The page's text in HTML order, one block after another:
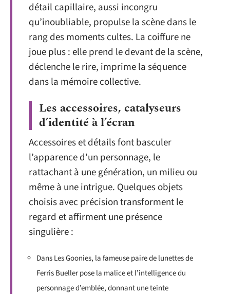
détail capillaire, aussi incongru
qu’inoubliable, propulse la scène dans le
rang des moments cultes. La coiffure ne
joue plus : elle prend le devant de la scène,
déclenche le rire, imprime la séquence
dans la mémoire collective.
Les accessoires, catalyseurs
d’identité à l’écran
Accessoires et détails font basculer
l’apparence d’un personnage, le
rattachant à une génération, un milieu ou
même à une intrigue. Quelques objets
choisis avec précision transforment le
regard et affirment une présence
singulière :
Dans Les Goonies, la fameuse paire de lunettes de
Ferris Bueller pose la malice et l’intelligence du
personnage d’emblée, donnant une teinte